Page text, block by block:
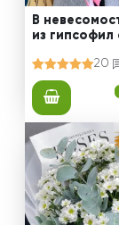
В
из гипсофил
20